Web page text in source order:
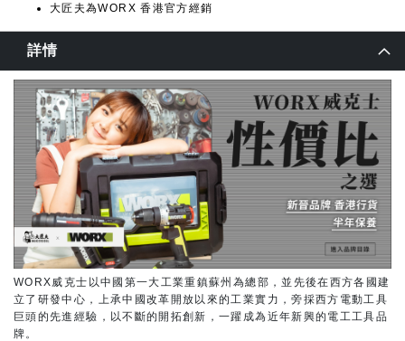
大匠夫為WORX 香港官方經銷
詳情
WORX威克士以中國第一大工業重鎮蘇州為總部，並先後在西方各國建
立了研發中心，上承中國改革開放以來的工業實力，旁採西方電動工具
巨頭的先進經驗，以不斷的開拓創新，一躍成為近年新興的電工工具品
牌。